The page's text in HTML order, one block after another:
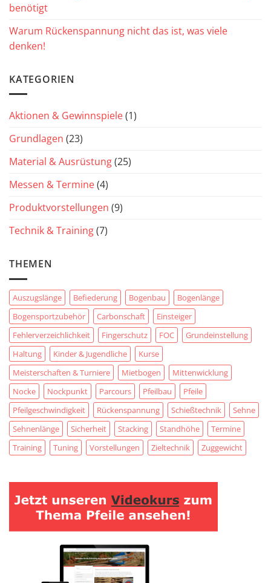
benötigt
Warum Rückenspannung nicht das ist, was viele
denken!
KATEGORIEN
Aktionen & Gewinnspiele(1)
Grundlagen (23)
Material & Ausrüstung(25)
Messen & Termine(4)
Produktvorstellungen (9)
Technik & Training(7)
THEMEN
Auszugslänge Befiederung Bogenbau
Bogenlänge
Bogensportzubehör
Carbonschaft
Einsteiger
Fehlerverzeichlichkeit
Fingerschutz FOC
Grundeinstellung
Haltung
Kinder & Jugendliche
Kurse
Meisterschaften & Turniere
Mietbogen
Mittenwicklung
Nocke
Nockpunkt Parcours Pfeilbau
Pfeile
Pfeilgeschwindigkeit
Rückenspannung Schießtechnik
Sehne
Sehnenlänge
Sicherheit Stacking Standhöhe
Termine
Training
Tuning Vorstellungen Zieltechnik Zuggewicht